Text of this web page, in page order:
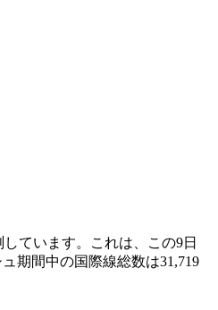
ています。これは、この9日
期間中の国際線総数は31,719